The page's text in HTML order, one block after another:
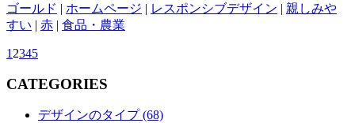
ゴールド | ホームページ | レスポンシブデザイン | 親しみや
すい | 赤 | 食品・農業
1 2345
CATEGORIES
デザインのタイプ (68)